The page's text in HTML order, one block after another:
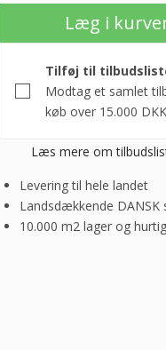
Læg i
Tilføj til
Modtag et samlet
køb over 15.000 DKK
Læs mere om
Levering til hele landet
Landsdækkende DANSK
10.000 m2 lager og